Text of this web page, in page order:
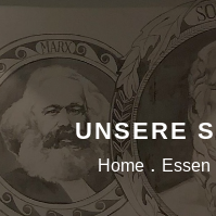
UNSERE
Home Essen